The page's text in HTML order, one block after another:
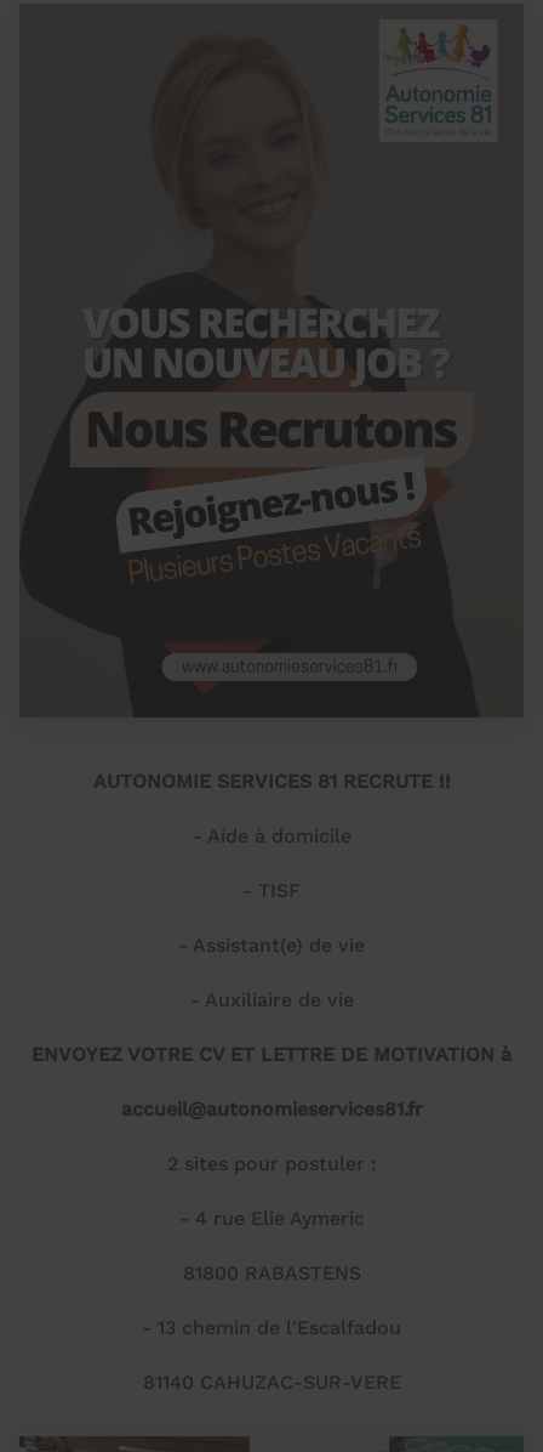
AUTONOMIE SERVICES 81 RECRUTE !!
- Aide à domicile
- TISF
- Assistant(e) de vie
- Auxiliaire de vie
ENVOYEZ VOTRE CV ET LETTRE DE MOTIVATION à
accueil@autonomieservices81.fr
2 sites pour postuler :
- 4 rue Elie Aymeric
81800 RABASTENS
- 13 chemin de l'Escalfadou
81140 CAHUZAC-SUR-VERE